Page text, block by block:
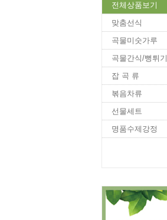
전체상품보기
맞춤선식
곡물미숫가루
곡물간식/뻥튀기
잡 곡 류
볶음차류
선물세트
명품수제강정